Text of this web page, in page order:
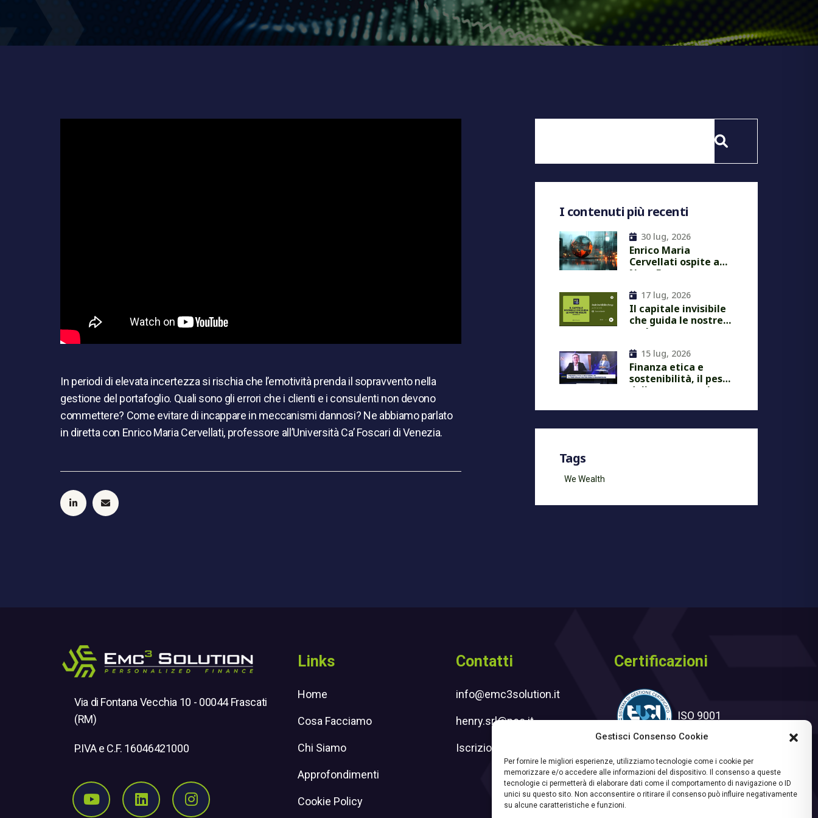
Gestisci Consenso Cookie
Per fornire le migliori esperienze, utilizziamo tecnologie come i cookie per
memorizzare e/o accedere alle informazioni del dispositivo. Il consenso a queste
tecnologie ci permetterà di elaborare dati come il comportamento di navigazione o ID
unici su questo sito. Non acconsentire o ritirare il consenso può influire negativamente
su alcune caratteristiche e funzioni.
In periodi di elevata incertezza si rischia che l’emotività prenda il sopravvento nella
gestione del portafoglio. Quali sono gli errori che i clienti e i consulenti non devono
commettere? Come evitare di incappare in meccanismi dannosi? Ne abbiamo parlato
in diretta con Enrico Maria Cervellati, professore all’Università Ca’ Foscari di Venezia.
I contenuti più recenti
30 lug, 2026
Enrico Maria
Cervellati ospite a
Next Economy
17 lug, 2026
Il capitale invisibile
che guida le nostre
scelte
15 lug, 2026
Finanza etica e
sostenibilità, il peso
delle nostre scelte
Tags
We Wealth
Via di Fontana Vecchia 10 - 00044 Frascati
(RM)
P.IVA e C.F. 16046421000
Seguici su Youtube
Seguici su Linkedin
Seguici su Instagram
Links
Home
Cosa Facciamo
Chi Siamo
Approfondimenti
Cookie Policy
Contatti
info@emc3solution.it
henry.srl@pec.it
Iscrizione newsletter
Certificazioni
ISO 9001